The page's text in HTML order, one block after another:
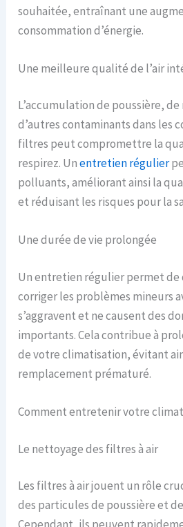
souhaitée, entraînant une
consommation d’énergie.
Une meilleure qualité de l’air
L’accumulation de poussière,
d’autres contaminants dans les
filtres peut compromettre la
respirez. Unentretien régulier
polluants, améliorant ainsi la
et réduisant les risques pour la
Une durée de vie prolongée
Un entretien régulier permet
corriger les problèmes mineurs
s’aggravent et ne causent des
importants. Cela contribue à
de votre climatisation, évitant
remplacement prématuré.
Comment entretenir votre
Le nettoyage des filtres à air
Les filtres à air jouent un rôle
des particules de poussière et